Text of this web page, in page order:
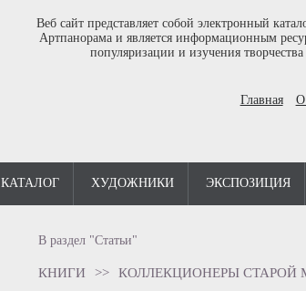
Веб сайт представляет собой электронный
Артпанорама и является информационным
популяризации и изучения
Главная О
КАТАЛОГ ХУДОЖНИКИ ЭКСПОЗИЦИЯ
В раздел "Статьи"
КНИГИ >> КОЛЛЕКЦИОНЕРЫ СТАРОЙ